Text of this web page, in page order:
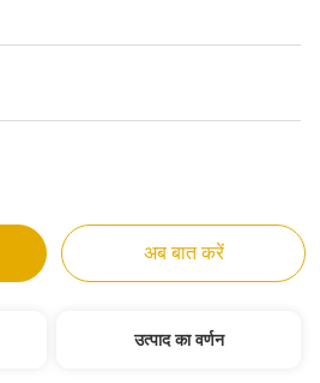
अब बात करें
उत्पाद का वर्णन